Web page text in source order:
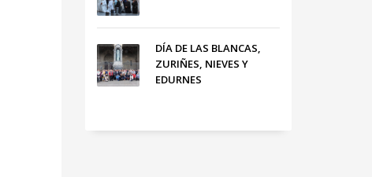
DÍA DE LAS BLANCAS,
ZURIÑES, NIEVES Y
EDURNES